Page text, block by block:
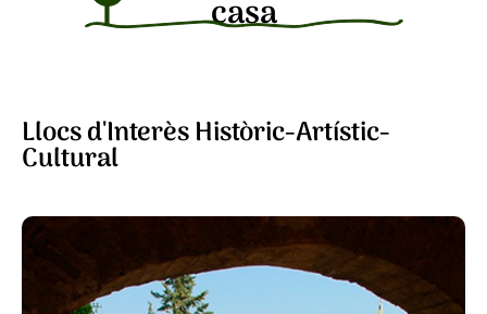
casa
Llocs d'Interès Històric-Artístic-
Cultural